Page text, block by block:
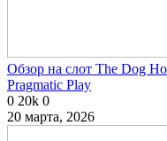
Обзор на слот The Dog
Pragmatic Play
0 20k 0
20 марта, 2026